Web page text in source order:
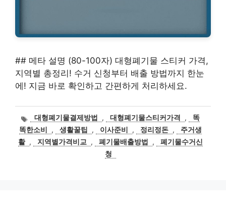
## 메타 설명 (80-100자) 대형폐기물 스티커 가격,
지역별 총정리! 수거 신청부터 배출 방법까지 한눈
에! 지금 바로 확인하고 간편하게 처리하세요.
태
그
대형폐기물결제방법 , 대형폐기물스티커가격 ,
똑
똑한소비
, 생활꿀팁 , 이사준비 , 정리정돈 ,
주거생
활 , 지역별가격비교 , 폐기물배출방법 ,
폐기물수거신
청